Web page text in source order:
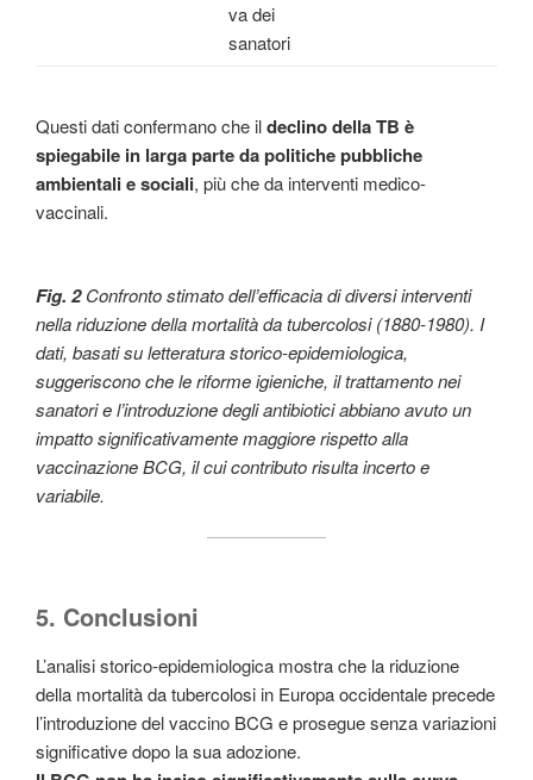
va dei
sanatori
Questi dati confermano che ildeclino della TB è
spiegabile in larga parte da politiche pubbliche
ambientali e sociali, più che da interventi medico-
vaccinali.
Fig. 2Confronto stimato dell’efficacia di diversi interventi
nella riduzione della mortalità da tubercolosi (1880-1980). I
dati, basati su letteratura storico-epidemiologica,
suggeriscono che le riforme igieniche, il trattamento nei
sanatori e l’introduzione degli antibiotici abbiano avuto un
impatto significativamente maggiore rispetto alla
vaccinazione BCG, il cui contributo risulta incerto e
variabile.
5. Conclusioni
L’analisi storico-epidemiologica mostra che la riduzione
della mortalità da tubercolosi in Europa occidentale precede
l’introduzione del vaccino BCG e prosegue senza variazioni
significative dopo la sua adozione.